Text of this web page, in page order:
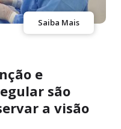
Saiba Mais
e
são
a visão